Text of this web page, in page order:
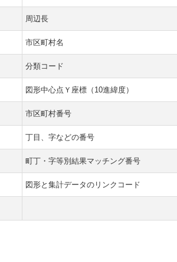
周辺長
市区町村名
分類コード
図形中心点Ｙ座標（10進緯度）
市区町村番号
丁目、字などの番号
町丁・字等別結果マッチング番号
図形と集計データのリンクコード